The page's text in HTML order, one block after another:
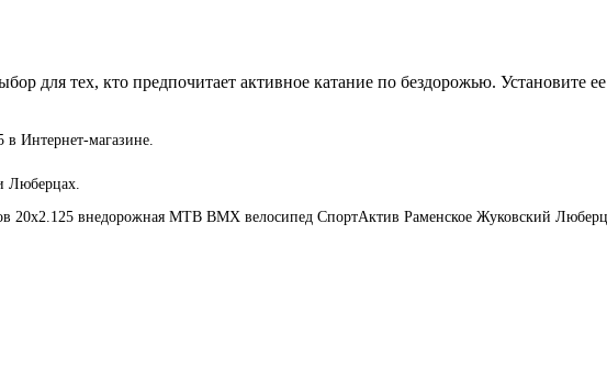
для тех, кто предпочитает активное катание по бездорожью. Установите
Интернет-магазине.
Люберцах.
20x2.125 внедорожная MTB BMX велосипед СпортАктив Раменское Жуковский